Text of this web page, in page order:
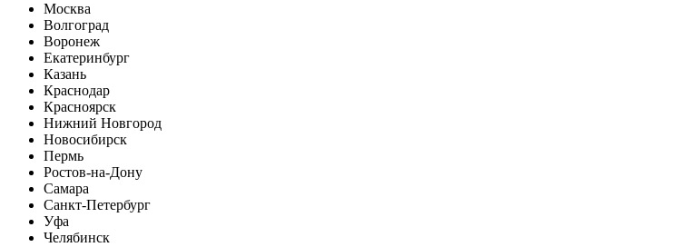
Москва
Волгоград
Воронеж
Екатеринбург
Казань
Краснодар
Красноярск
Нижний Новгород
Новосибирск
Пермь
Ростов-на-Дону
Самара
Санкт-Петербург
Уфа
Челябинск